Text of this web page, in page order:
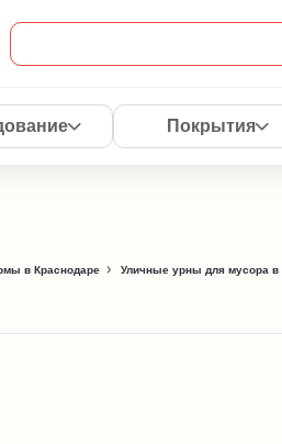
Покрытия
в Краснодаре Уличные урны для мусора в